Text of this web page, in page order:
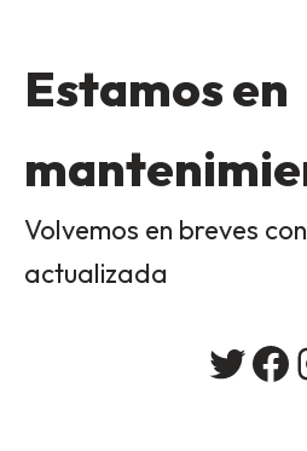
Estamos en
Volvemos en breves
actualizada